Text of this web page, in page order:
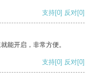
支持[0] 反对[0]
能开启，非常方便。
支持[0] 反对[0]